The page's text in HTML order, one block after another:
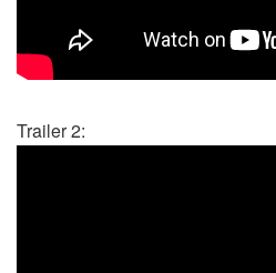
Trailer 2: